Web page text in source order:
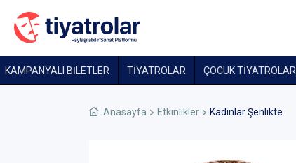
KAMPANYALI BİLETLER TİYATROLAR ÇOCUK TIYATROLARI
Anasayfa Etkinlikler Kadınlar Şenlikte